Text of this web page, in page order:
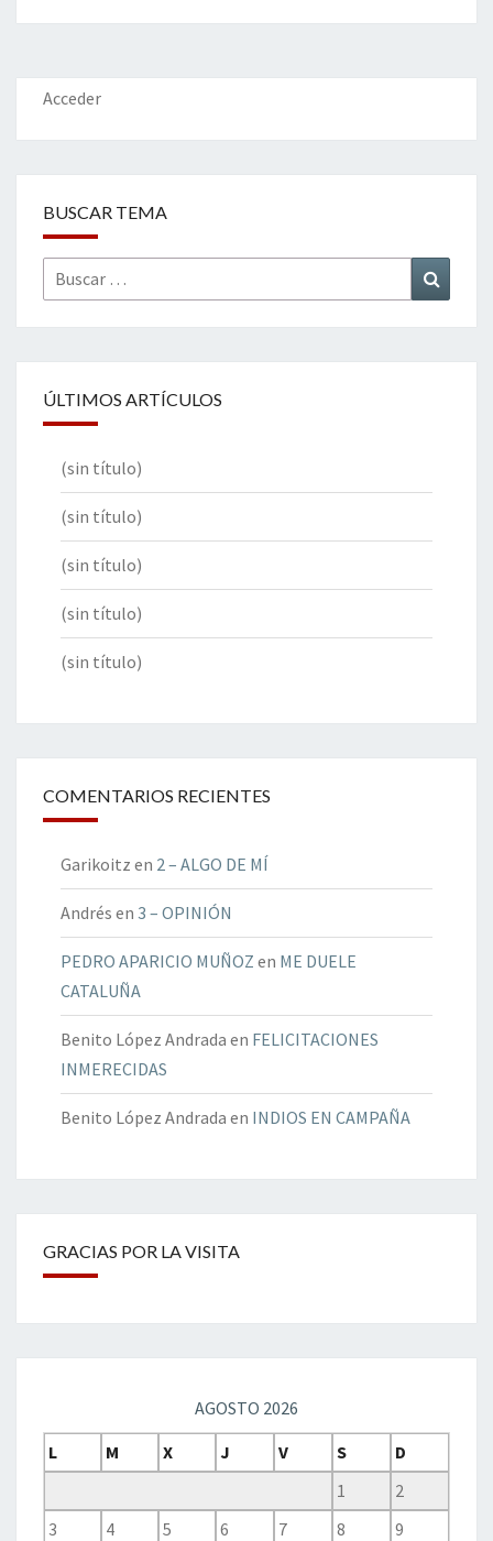
o
o
k
er dI
n
l
p
ar
Acceder
BUSCAR TEMA
Buscar
por:
ÚLTIMOS ARTÍCULOS
(sin título)
(sin título)
(sin título)
(sin título)
(sin título)
COMENTARIOS RECIENTES
Garikoitz en 2 – ALGO DE MÍ
Andrés en 3 – OPINIÓN
PEDRO APARICIO MUÑOZ en ME DUELE
CATALUÑA
Benito López Andrada en FELICITACIONES
INMERECIDAS
Benito López Andrada en INDIOS EN CAMPAÑA
GRACIAS POR LA VISITA
AGOSTO 2026
L
M X J V S
D
1
2
3
4 5 6 7 8
9